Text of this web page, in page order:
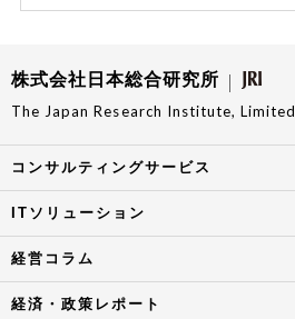
株式会社日本総合研究所
The Japan Research Institute, Limited
コンサルティングサービス
ITソリューション
経営コラム
経済・政策レポート